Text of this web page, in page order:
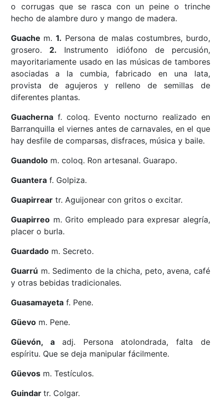
o corrugas que se rasca con un peine o trinche
hecho de alambre duro y mango de madera.
Guache m.1. Persona de malas costumbres, burdo,
grosero. 2. Instrumento idiófono de percusión,
mayoritariamente usado en las músicas de tambores
asociadas a la cumbia, fabricado en una lata,
provista de agujeros y relleno de semillas de
diferentes plantas.
Guacherna f. coloq. Evento nocturno realizado en
Barranquilla el viernes antes de carnavales, en el que
hay desfile de comparsas, disfraces, música y baile.
Guandolo m. coloq. Ron artesanal. Guarapo.
Guantera f. Golpiza.
Guapirrear tr. Aguijonear con gritos o excitar.
Guapirreo m. Grito empleado para expresar alegría,
placer o burla.
Guardado m. Secreto.
Guarrú m. Sedimento de la chicha, peto, avena, café
y otras bebidas tradicionales.
Guasamayeta f. Pene.
Güevo m. Pene.
Güevón, a adj. Persona atolondrada, falta de
espíritu. Que se deja manipular fácilmente.
Güevos m. Testículos.
Guindartr. Colgar.